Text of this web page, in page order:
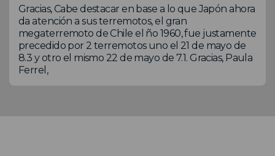
Gracias, Cabe destacar en base a lo que Japón ahora
da atención a sus terremotos, el gran
megaterremoto de Chile el ño 1960, fue justamente
precedido por 2 terremotos uno el 21 de mayo de
8.3 y otro el mismo 22 de mayo de 7.1. Gracias, Paula
Ferrel,